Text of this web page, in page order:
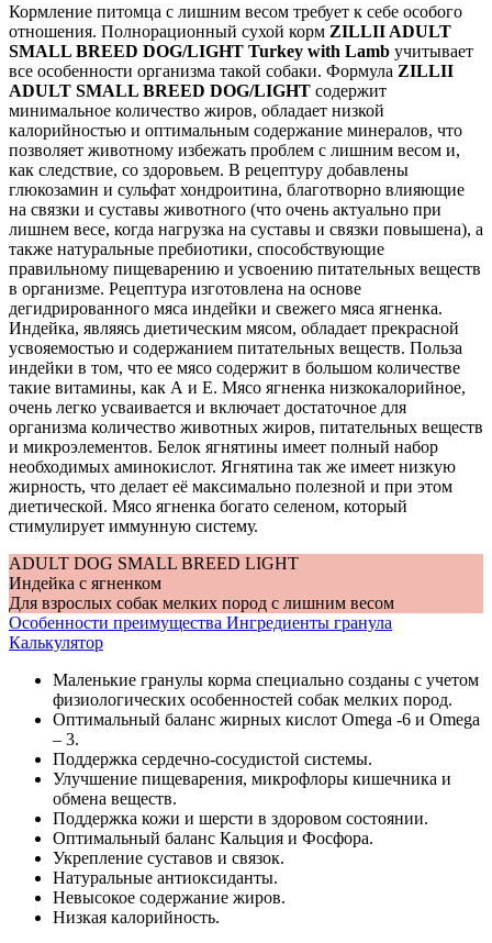
Кормление питомца с лишним весом требует к себе особого
отношения. Полнорационный сухой корм ZILLII ADULT
SMALL BREED DOG/LIGHT Turkey with Lamb учитывает
все особенности организма такой собаки. Формула ZILLII
ADULT SMALL BREED DOG/LIGHT содержит
минимальное количество жиров, обладает низкой
калорийностью и оптимальным содержание минералов, что
позволяет животному избежать проблем с лишним весом и,
как следствие, со здоровьем. В рецептуру добавлены
глюкозамин и сульфат хондроитина, благотворно влияющие
на связки и суставы животного (что очень актуально при
лишнем весе, когда нагрузка на суставы и связки повышена), а
также натуральные пребиотики, способствующие
правильному пищеварению и усвоению питательных веществ
в организме. Рецептура изготовлена на основе
дегидрированного мяса индейки и свежего мяса ягненка.
Индейка, являясь диетическим мясом, обладает прекрасной
усвояемостью и содержанием питательных веществ. Польза
индейки в том, что ее мясо содержит в большом количестве
такие витамины, как А и Е. Мясо ягненка низкокалорийное,
очень легко усваивается и включает достаточное для
организма количество животных жиров, питательных веществ
и микроэлементов. Белок ягнятины имеет полный набор
необходимых аминокислот. Ягнятина так же имеет низкую
жирность, что делает её максимально полезной и при этом
диетической. Мясо ягненка богато селеном, который
стимулирует иммунную систему.
ADULT DOG SMALL BREED LIGHT
Индейка с ягненком
Для взрослых собак мелких пород с лишним весом
Особенности преимущества Ингредиенты гранула
Калькулятор
Маленькие гранулы корма специально созданы с учетом
физиологических особенностей собак мелких пород.
Оптимальный баланс жирных кислот Omega -6 и Omega
– 3.
Поддержка сердечно-сосудистой системы.
Улучшение пищеварения, микрофлоры кишечника и
обмена веществ.
Поддержка кожи и шерсти в здоровом состоянии.
Оптимальный баланс Кальция и Фосфора.
Укрепление суставов и связок.
Натуральные антиоксиданты.
Невысокое содержание жиров.
Низкая калорийность.